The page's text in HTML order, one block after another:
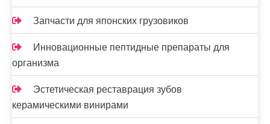
Запчасти для японских грузовиков
Инновационные пептидные препараты для
организма
Эстетическая реставрация зубов
керамическими винирами